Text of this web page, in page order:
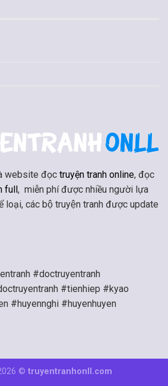
website đọc truyện tranh online, đọc
full, miễn phí được nhiều người lựa
loại, các bộ truyện tranh được update
#doctruyentranh
#tienhiep #kyao
#huyennghi #huyenhuyen
© truyentranhonll.com